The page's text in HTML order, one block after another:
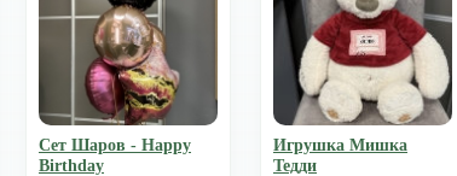
Сет Шаров - Happy
Birthday
Игрушка Мишка
Тедди